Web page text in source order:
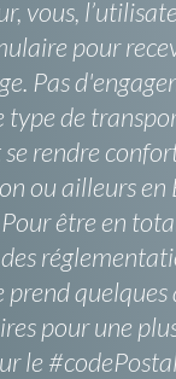
vous,
pour
Pas
type de
rendre
ou ailleurs en
être en
quelques
pour une
le